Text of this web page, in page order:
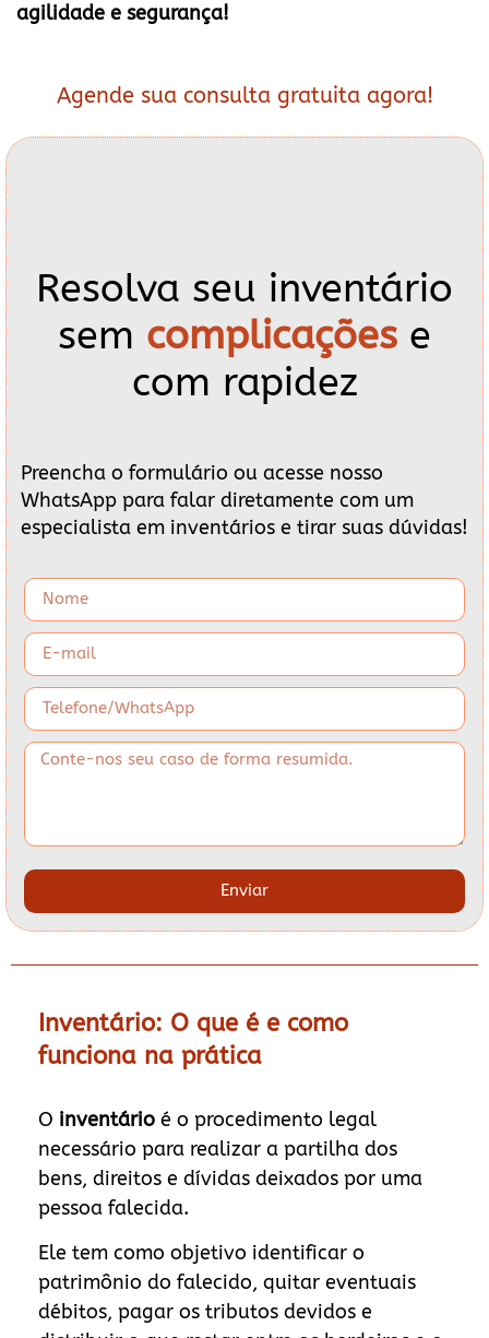
agilidade e segurança!
Agende sua consulta gratuita agora!
Resolva seu inventário
sem complicações e
com rapidez
Preencha o formulário ou acesse nosso
WhatsApp para falar diretamente com um
especialista em inventários e tirar suas dúvidas!
Enviar
Inventário: O que é e como
funciona na prática
O inventário é o procedimento legal
necessário para realizar a partilha dos
bens, direitos e dívidas deixados por uma
pessoa falecida.
Ele tem como objetivo identificar o
patrimônio do falecido, quitar eventuais
débitos, pagar os tributos devidos e